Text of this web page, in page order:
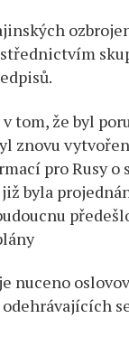
tom, že byl
znovu
pro Rusy
byla
nuceno